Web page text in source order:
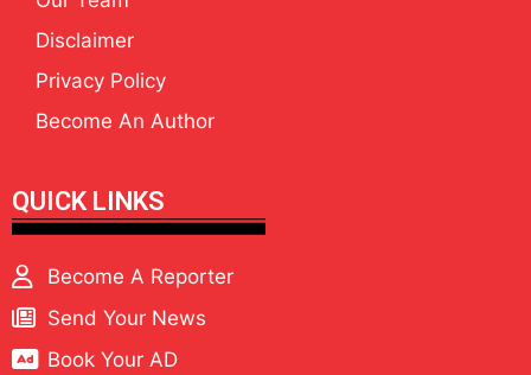
Disclaimer
Privacy Policy
Become An Author
QUICK LINKS
Become A Reporter
Send Your News
Book Your AD